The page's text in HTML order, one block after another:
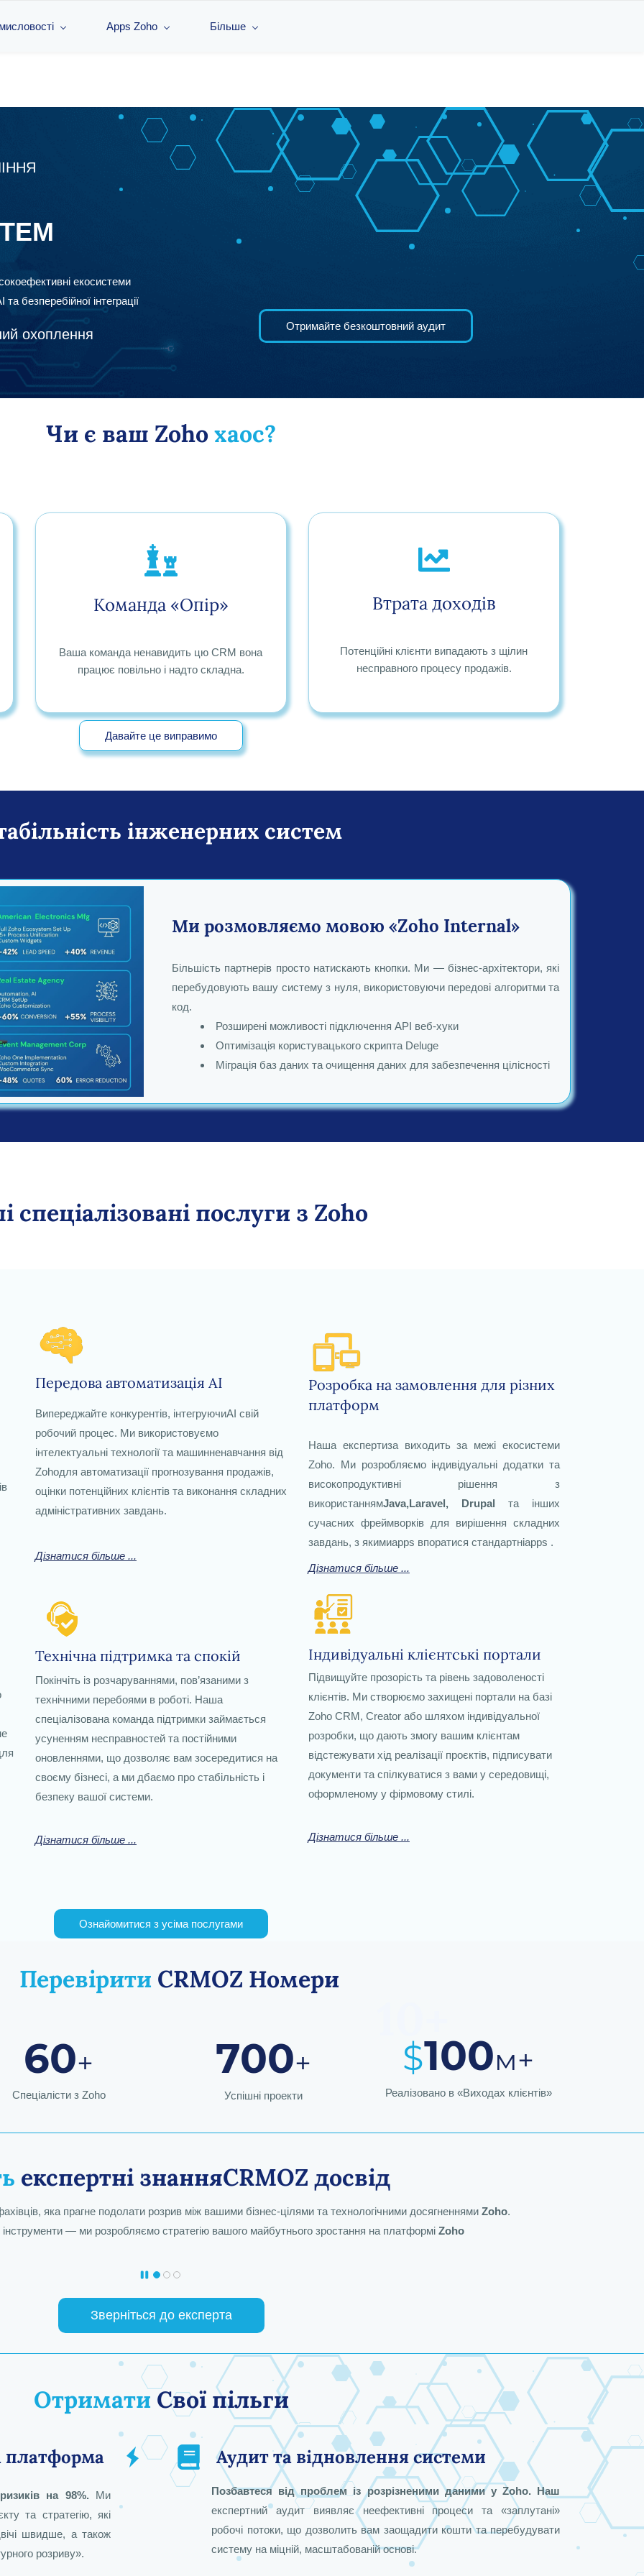
Apps Zoho Більше
екосистеми
безперебійної інтеграції
охоплення
Отримайте безкоштовний аудит
Чи є ваш Zohoхаос?
Команда «Опір»
Ваша команда ненавидить цю CRM вона
працює повільно і надто складна.
Втрата доходів
Потенційні клієнти випадають з щілин
несправного процесу продажів.
Давайте це виправимо
інженерних систем
Ми розмовляємо мовою «Zoho Internal»
Більшість партнерів просто натискають кнопки. Ми — бізнес-архітектори, які
перебудовують вашу систему з нуля, використовуючи передові алгоритми та
код.
Розширені можливості підключення API веб-хуки
Оптимізація користувацького скрипта Deluge
Міграція баз даних та очищення даних для забезпечення цілісності
спеціалізовані послуги з Zoho
Передова автоматизація AI
Випереджайте конкурентів, інтегруючиAI свій
робочий процес. Ми використовуємо
інтелектуальні технології та машинненавчання від
Zohoдля автоматизації прогнозування продажів,
оцінки потенційних клієнтів та виконання складних
адміністративних завдань.
Дізнатися більше ...
Розробка на замовлення для різних
платформ
Наша експертиза виходить за межі екосистеми
Zoho. Ми розробляємо індивідуальні додатки та
високопродуктивні рішення з
використаннямJava,Laravel, Drupal та інших
сучасних фреймворків для вирішення складних
завдань, з якимиapps впоратися стандартніapps .
Дізнатися більше ...
Технічна підтримка та спокій
Покінчіть із розчаруваннями, пов’язаними з
технічними перебоями в роботі. Наша
спеціалізована команда підтримки займається
усуненням несправностей та постійними
оновленнями, що дозволяє вам зосередитися на
своєму бізнесі, а ми дбаємо про стабільність і
безпеку вашої системи.
Дізнатися більше ...
Індивідуальні клієнтські портали
Підвищуйте прозорість та рівень задоволеності
клієнтів. Ми створюємо захищені портали на базі
Zoho CRM, Creator або шляхом індивідуальної
розробки, що дають змогу вашим клієнтам
відстежувати хід реалізації проєктів, підписувати
документи та спілкуватися з вами у середовищі,
оформленому у фірмовому стилі.
Дізнатися більше ...
Ознайомитися з усіма послугами
Перевірити CRMOZ Номери
60+
Спеціалісти з Zoho
700+
Успішні проекти
$100м+
Реалізовано в «Виходах клієнтів»
експертні знанняCRMOZ досвід
яка прагне подолати розрив між вашими бізнес-цілями та технологічними досягненнями Zoho.
— ми розробляємо стратегію вашого майбутнього зростання на платформі Zoho
бізнес-аналітики (BI) Zoho
Analytics
Архітектор екосистеми Zoho
Finance & Sales
Керівник відділу
автоматизації та генерації
попиту в Zoho
Code
Стратег з питань
автоматизації та розвитку
Спеціаліст із управління
доходами (RevOps) у компанії
Zoho
операцій у Zoho HR
Архітектор інтеграції
екосистеми Zoho
Стратег з питань Zoho CX та
автоматизації підтримки
клієнтів
Зверніться до експерта
Отримати Свої пільги
платформа
на 98%. Ми
та стратегію, які
швидше, а також
розриву».
Аудит та відновлення системи
Позбавтеся від проблем із розрізненими даними у Zoho. Наш
експертний аудит виявляє неефективні процеси та «заплутані»
робочі потоки, що дозволить вам заощадити кошти та перебудувати
систему на міцній, масштабованій основі.